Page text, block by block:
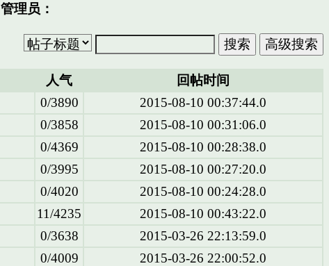
管理员：
人气
回帖时间
0/3890
2015-08-10 00:37:44.0
0/3858
2015-08-10 00:31:06.0
0/4369
2015-08-10 00:28:38.0
0/3995
2015-08-10 00:27:20.0
0/4020
2015-08-10 00:24:28.0
11/4235
2015-08-10 00:43:22.0
0/3638
2015-03-26 22:13:59.0
0/4009
2015-03-26 22:00:52.0